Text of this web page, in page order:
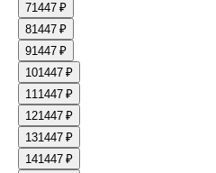
71447 ₽
81447 ₽
91447 ₽
101447 ₽
111447 ₽
121447 ₽
131447 ₽
141447 ₽